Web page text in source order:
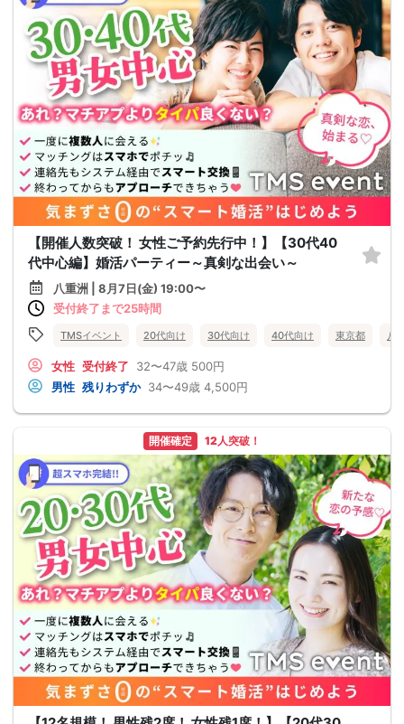
【開催人数突破！ 女性ご予約先行中！】【30代40
代中心編】婚活パーティー～真剣な出会い～
八重洲 | 8月7日(金) 19:00〜
受付終了まで25時間
TMSイベント 20代向け 30代向け 40代向け 東京都 八
女性 受付終了 32〜47歳 500円
男性 残りわずか 34〜49歳 4,500円
開催確定 12人突破！